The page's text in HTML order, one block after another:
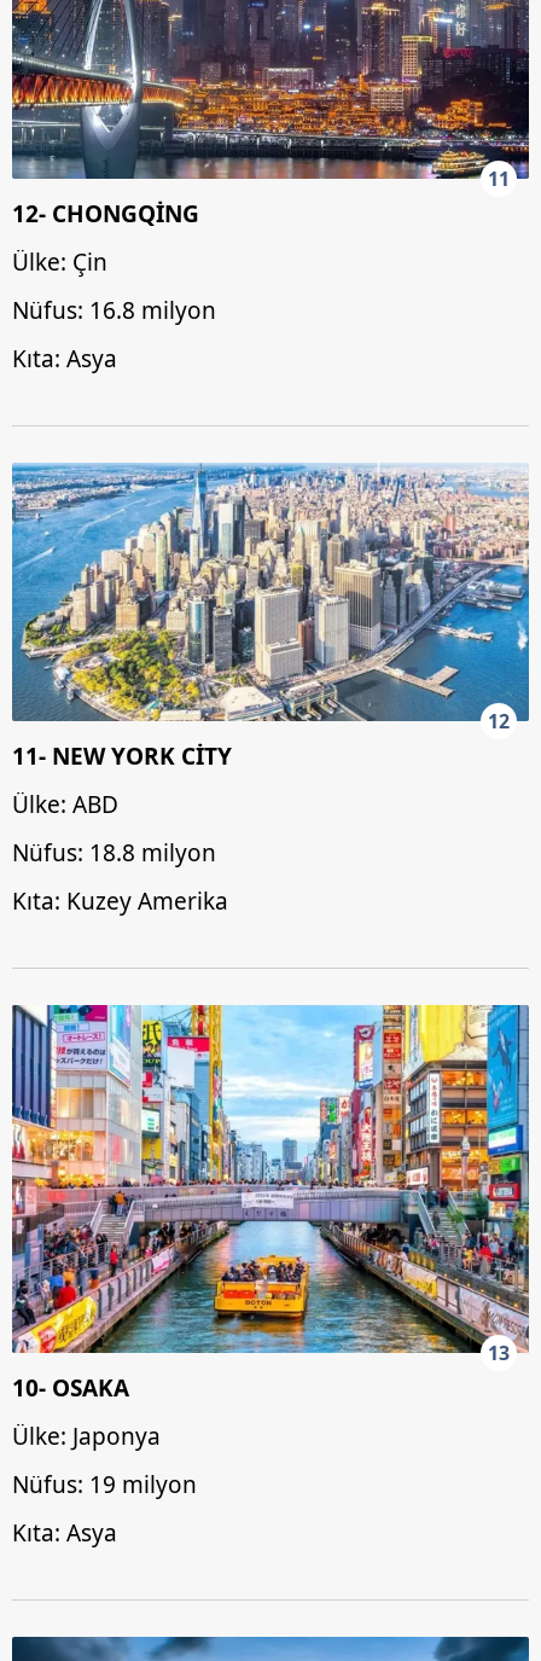
11
12- CHONGQİNG
Ülke: Çin
Nüfus: 16.8 milyon
Kıta: Asya
12
11- NEW YORK CİTY
Ülke: ABD
Nüfus: 18.8 milyon
Kıta: Kuzey Amerika
13
10- OSAKA
Ülke: Japonya
Nüfus: 19 milyon
Kıta: Asya